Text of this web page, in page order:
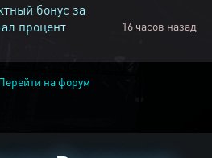
бонус за
процент
16 часов назад
на форум